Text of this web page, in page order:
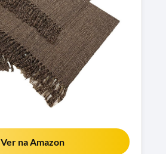
Ver na Amazon